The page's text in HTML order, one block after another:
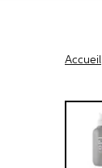
Accueil